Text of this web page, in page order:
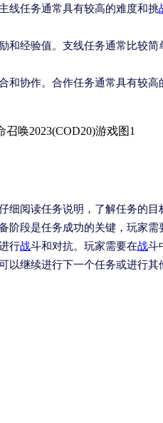
线任务通常具有较高的难度和挑
和经验值。支线任务通常比较
协作。合作任务通常具有较
阅读任务说明，了解任务的目
阶段是任务成功的关键，玩家需
行战斗和对抗。玩家需要在战斗
以继续进行下一个任务或进行其